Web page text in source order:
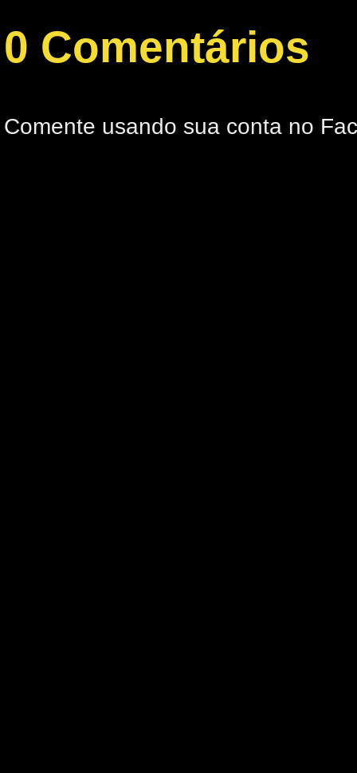
0 Comentários
Comente usando sua conta no